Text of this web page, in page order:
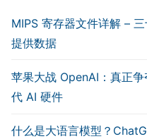
MIPS 寄存器文件详解 –
提供数据
苹果大战 OpenAI：真正
代 AI 硬件
什么是大语言模型？